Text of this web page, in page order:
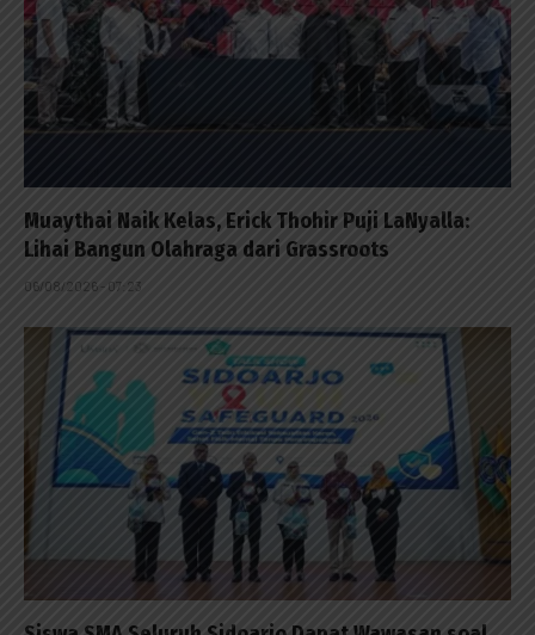
Muaythai Naik Kelas, Erick Thohir Puji LaNyalla:
Lihai Bangun Olahraga dari Grassroots
06/08/2026 - 07:23